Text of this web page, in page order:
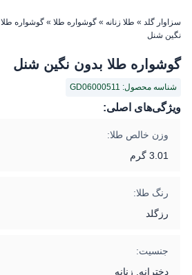
سزاوار گلد » طلا زنانه » گوشواره طلا » گوشواره طلا 3 گرمی
نگین شنل
گوشواره طلا بدون نگین شنل
شناسه محصول: GD06000511
ویژگی‌های اصلی:
وزن خالص طلا:
3.01 گرم
رنگ طلا:
رزگلد
جنسیت:
دخترانه, زنانه